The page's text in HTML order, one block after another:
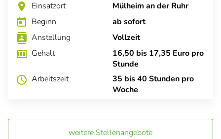
location_on Einsatzort Mülheim an der Ruhr
today Beginn ab sofort
contacts Anstellung Vollzeit
money Gehalt
16,50 bis 17,35 Euro pro
Stunde
schedule Arbeitszeit
35 bis 40 Stunden pro
Woche
weitere Stellenangebote